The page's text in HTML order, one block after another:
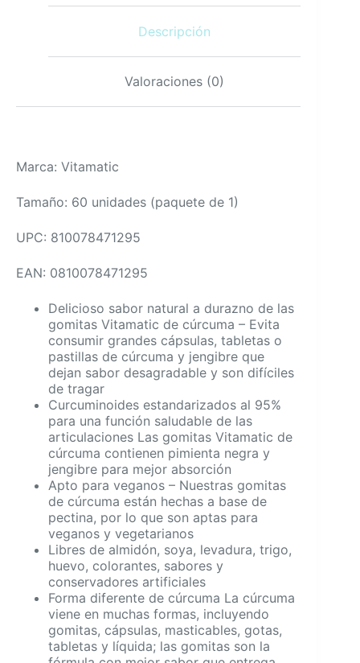
Descripción
Valoraciones (0)
Marca: Vitamatic
Tamaño: 60 unidades (paquete de 1)
UPC: 810078471295
EAN: 0810078471295
Delicioso sabor natural a durazno de las
gomitas Vitamatic de cúrcuma – Evita
consumir grandes cápsulas, tabletas o
pastillas de cúrcuma y jengibre que
dejan sabor desagradable y son difíciles
de tragar
Curcuminoides estandarizados al 95%
para una función saludable de las
articulaciones Las gomitas Vitamatic de
cúrcuma contienen pimienta negra y
jengibre para mejor absorción
Apto para veganos – Nuestras gomitas
de cúrcuma están hechas a base de
pectina, por lo que son aptas para
veganos y vegetarianos
Libres de almidón, soya, levadura, trigo,
huevo, colorantes, sabores y
conservadores artificiales
Forma diferente de cúrcuma La cúrcuma
viene en muchas formas, incluyendo
gomitas, cápsulas, masticables, gotas,
tabletas y líquida; las gomitas son la